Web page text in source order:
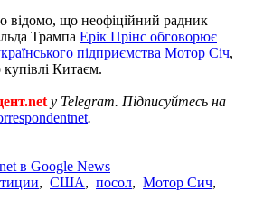
відомо, що неофіційний радник
Трампа Ерік Прінс обговорює
підприємства Мотор Січ,
Китаєм.
у Telegram. Підписуйтесь на
.
в Google News
, США, посол, Мотор Сич,